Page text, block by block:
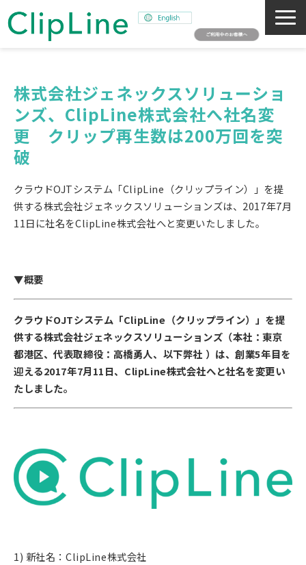
事業紹介
ミッション
ニュース
採用情報
SNAPSHOT
株式会社ジェネックスソリューショ
ンズ、ClipLine株式会社へ社名変
更　クリップ再生数は200万回を突
破
クラウドOJTシステム「ClipLine（クリップライン）」を提
供する株式会社ジェネックスソリューションズは、2017年7月
11日に社名をClipLine株式会社へと変更いたしました。
▼概要
クラウドOJTシステム「ClipLine（クリップライン）」を提
供する株式会社ジェネックスソリューションズ（本社：東京
都港区、代表取締役：高橋勇人、以下弊社 ）は、創業5年目を
迎える2017年7月11日、ClipLine株式会社へと社名を変更い
たしました。
1) 新社名：ClipLine株式会社